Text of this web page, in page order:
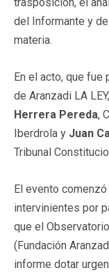
del Informante y
materia.
En el acto, que fue
de Aranzadi LA
Herrera Pereda,
Iberdrola y Juan
Tribunal
El evento
intervinientes por
que el
(Fundación
informe dotar